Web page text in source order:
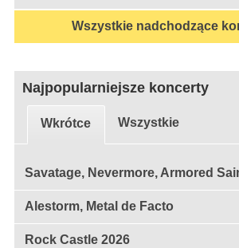
Wszystkie nadchodzące
Najpopularniejsze koncerty
Wkrótce Wszystkie
Savatage, Nevermore, Armored
Alestorm, Metal de Facto
Rock Castle 2026